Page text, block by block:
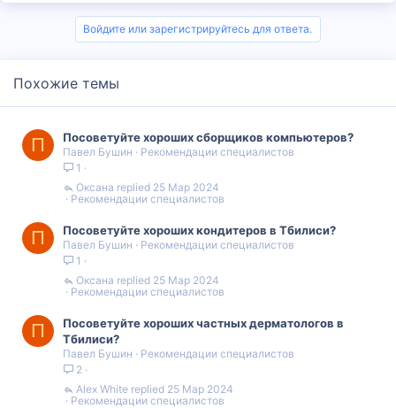
Войдите или зарегистрируйтесь для ответа.
Похожие темы
П Посоветуйте хороших сборщиков компьютеров?
Павел Бушин
Рекомендации специалистов
1
Рекомендации специалистов
25 Мар 2024
Оксана
П Посоветуйте хороших кондитеров в Тбилиси?
Павел Бушин
Рекомендации специалистов
1
Рекомендации специалистов
25 Мар 2024
Оксана
П
Посоветуйте хороших частных дерматологов в
Тбилиси?
Павел Бушин
Рекомендации специалистов
2
Рекомендации специалистов
25 Мар 2024
Alex White